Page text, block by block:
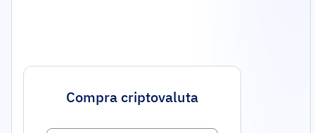
Compra criptovaluta